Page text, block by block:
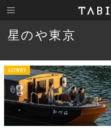
星のや東京
ACTIVITY